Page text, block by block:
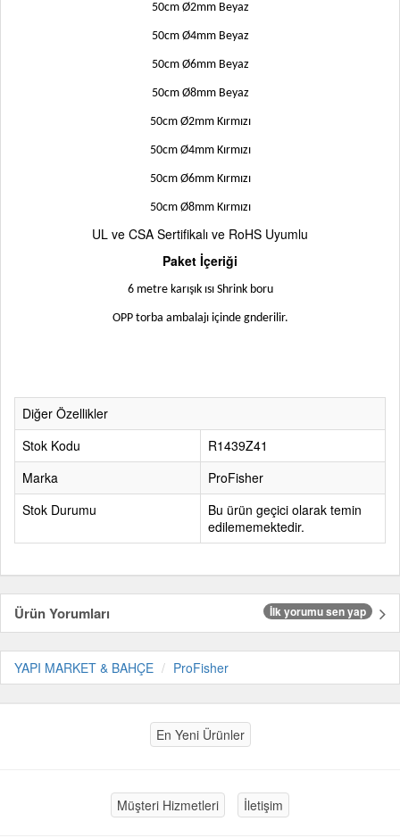
50cm Ø2mm Beyaz
50cm Ø4mm Beyaz
50cm Ø6mm Beyaz
50cm Ø8mm Beyaz
50cm Ø2mm Kırmızı
50cm Ø4mm Kırmızı
50cm Ø6mm Kırmızı
50cm Ø8mm Kırmızı
UL ve CSA Sertifikalı ve RoHS Uyumlu
Paket İçeriği
6 metre karışık ısı Shrink boru
OPP torba ambalajı içinde gnderilir.
Diğer Özellikler
Stok Kodu
R1439Z41
Marka
ProFisher
Stok Durumu
Bu ürün geçici olarak temin
edilememektedir.
Ürün Yorumları İlk yorumu sen yap
YAPI MARKET & BAHÇE ProFisher
En Yeni Ürünler
Müşteri Hizmetleri İletişim